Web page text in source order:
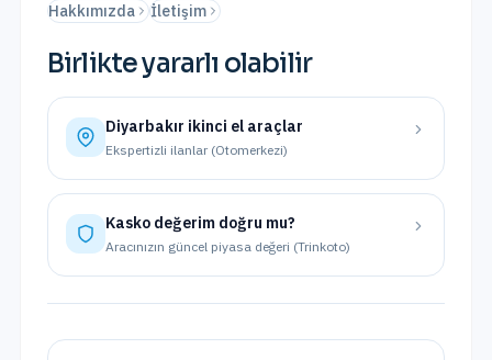
Hakkımızda
İletişim
Birlikte yararlı olabilir
Diyarbakır ikinci el araçlar
Ekspertizli ilanlar (Otomerkezi)
Kasko değerim doğru mu?
Aracınızın güncel piyasa değeri (Trinkoto)